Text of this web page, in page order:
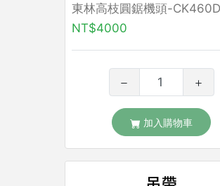
東林高枝圓鋸機頭-CK460D
NT$4000
加入購物車